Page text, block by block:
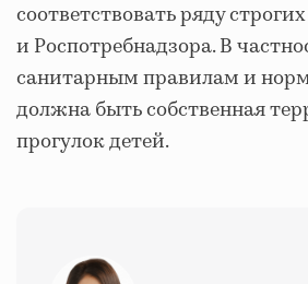
соответствовать ряду
и Роспотребнадзора. В
санитарным правилам и
должна быть собственная
прогулок детей.